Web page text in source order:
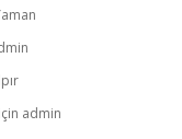
için admin